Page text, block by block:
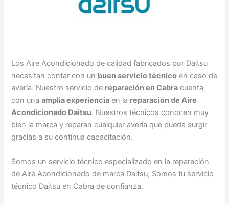
Los Aire Acondicionado de calidad fabricados por Daitsu
necesitan contar con un buen servicio técnico en caso de
avería. Nuestro servicio de reparación en Cabra cuenta
con unaamplia experiencia en la reparación de Aire
Acondicionado Daitsu. Nuestros técnicos conocen muy
bien la marca y reparan cualquier avería que pueda surgir
gracias a su contínua capacitación.
Somos un servicio técnico especializado en la reparación
de Aire Acondicionado de marca Daitsu, Somos tu servicio
técnico Daitsu en Cabra de confianza.